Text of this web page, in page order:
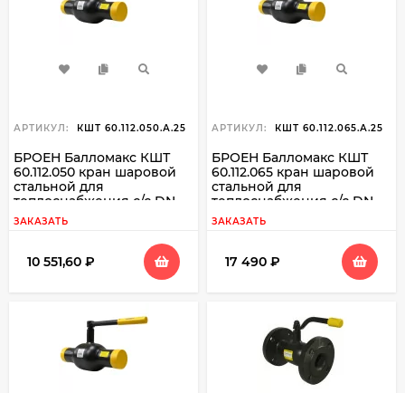
АРТИКУЛ: КШТ 60.112.050.А.25
БРОЕН Балломакс КШТ
60.112.050 кран шаровой
стальной для
теплоснабжения с/с DN
050 PN 25
ЗАКАЗАТЬ
10 551,60 ₽
АРТИКУЛ: КШТ 60.112.065.А.25
БРОЕН Балломакс КШТ
60.112.065 кран шаровой
стальной для
теплоснабжения с/с DN
065 PN 25
ЗАКАЗАТЬ
17 490 ₽